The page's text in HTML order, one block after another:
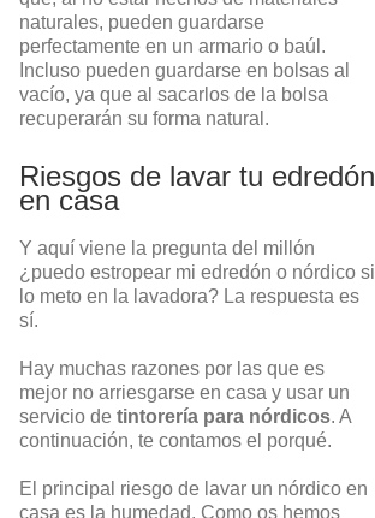
naturales, pueden guardarse
perfectamente en un armario o baúl.
Incluso pueden guardarse en bolsas al
vacío, ya que al sacarlos de la bolsa
recuperarán su forma natural.
Riesgos de lavar tu edredón
en casa
Y aquí viene la pregunta del millón
¿puedo estropear mi edredón o nórdico si
lo meto en la lavadora? La respuesta es
sí.
Hay muchas razones por las que es
mejor no arriesgarse en casa y usar un
servicio de tintorería para nórdicos. A
continuación, te contamos el porqué.
El principal riesgo de lavar un nórdico en
casa es la humedad. Como os hemos